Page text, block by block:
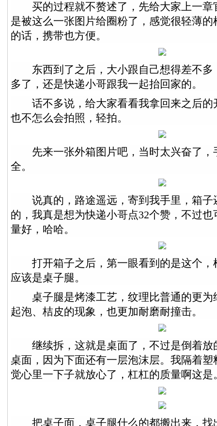
买的过程就不赘述了，先给大家上一章
是被这么一张图片给圈粉了，感觉很轻薄
的话，携带也方便。
东西到了之后，大小跟自己想得差不多
多了，还是快递小哥跟我一起抬回家的。
话不多说，给大家看看我拿回来之后的
也不怎么会拍照，轻拍。
先来一张外箱图片吧，当时太兴奋了，
全。
说真的，路途遥远，寄到我手里，箱子
的，我真是想为快递小哥点32个赞，不过
量好，哈哈。
打开箱子之后，第一眼看到的是这个，
应该是桌子腿。
桌子腿是烤漆工艺，纹理比普通的更为
起泡、桔皮的现象，也更加耐磨耐撞击。
继续拆，这就是桌面了，不过是倒着放
桌面，因为下面还有一层泡沫层。我隔着
觉心里一下子就放心了，杠杠的质量啊这是
把桌子面，桌子腿什么的都搬出来，找